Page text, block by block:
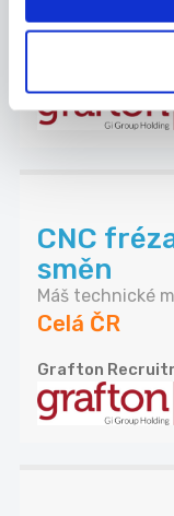
Celá ČR
Grafton
CNC
směn
Máš technické
Celá ČR
Grafton